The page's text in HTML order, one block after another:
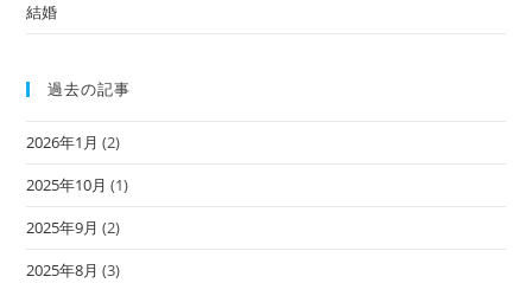
結婚
過去の記事
2026年1月 (2)
2025年10月 (1)
2025年9月 (2)
2025年8月 (3)